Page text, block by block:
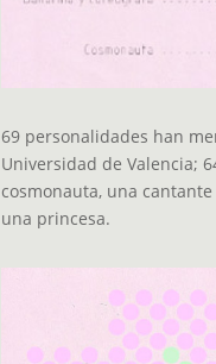
69 personalidades han
Universidad de Valencia;
cosmonauta, una
una princesa.